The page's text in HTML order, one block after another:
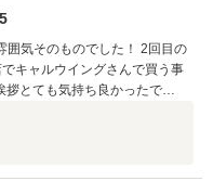
5
囲気そのものでした！ 2回目の
キャルウイングさんで買う事
拶とても気持ち良かったで